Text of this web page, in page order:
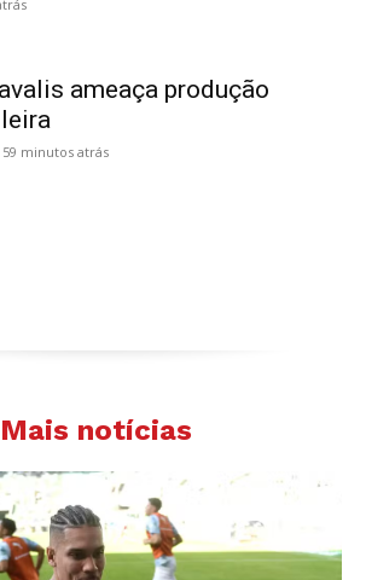
ameaça produção
59 minutos atrás
Mais notícias